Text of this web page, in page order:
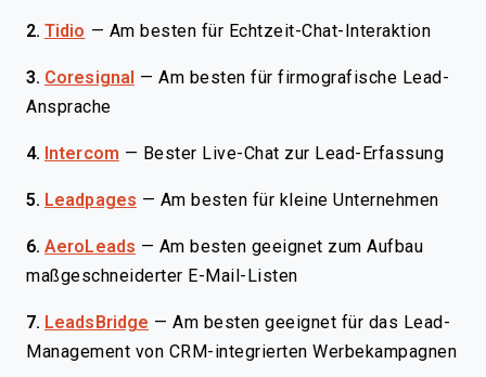
2. Tidio — Am besten für Echtzeit-Chat-Interaktion
3. Coresignal — Am besten für firmografische Lead-
Ansprache
4. Intercom — Bester Live-Chat zur Lead-Erfassung
5. Leadpages — Am besten für kleine Unternehmen
6. AeroLeads — Am besten geeignet zum Aufbau
maßgeschneiderter E-Mail-Listen
7. LeadsBridge —Am besten geeignet für das Lead-
Management von CRM-integrierten Werbekampagnen